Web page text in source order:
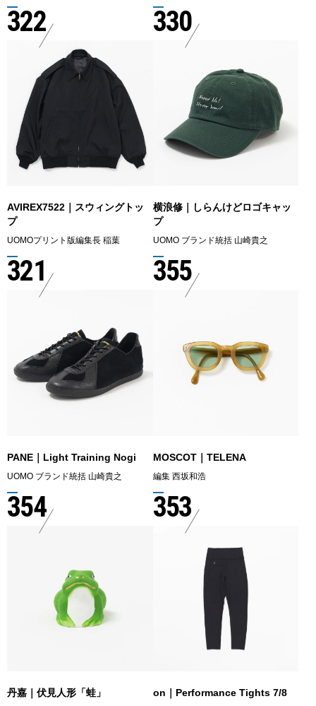
322
AVIREX7522｜スウィングトッ
プ
UOMOプリント版編集長 稲葉
330
横浪修｜しらんけどロゴキャッ
プ
UOMO ブランド統括 山崎貴之
321
PANE｜Light Training Nogi
UOMO ブランド統括 山崎貴之
355
MOSCOT｜TELENA
編集 西坂和浩
354
丹嘉｜伏見人形「蛙」
353
on｜Performance Tights 7/8